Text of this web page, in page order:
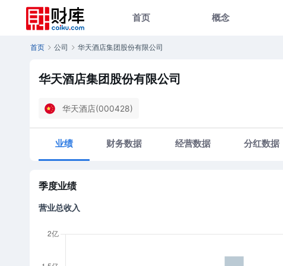
首页 概念
首页 公司 华天酒店集团股份有限公司
华天酒店集团股份有限公司
华天酒店(000428)
业绩 财务数据 经营数据 分红数据
季度业绩
营业总收入